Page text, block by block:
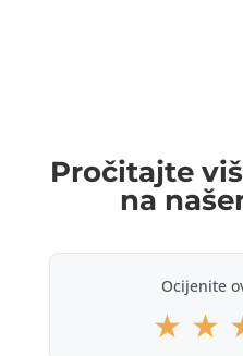
Pročitajte
na
Ocijenite
★ ★